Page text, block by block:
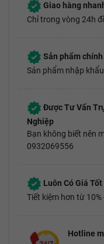
Giao hàng
Chỉ trong vòng 24h
Sản phẩm
Sản phẩm nhập
Được Tư Vấn
Nghiệp
Bạn không biết nên
0932069556
Luôn Có Giá
Tiết kiệm hơn từ 10%
Hotline